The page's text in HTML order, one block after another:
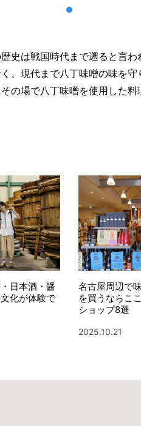
史は戦国時代まで遡ると言
、現代まで八丁味噌の味を
の場で八丁味噌を使用した
日本酒・醤
化が体験で
名古屋周辺で
を買うならこ
ショップ8選
2025.10.21